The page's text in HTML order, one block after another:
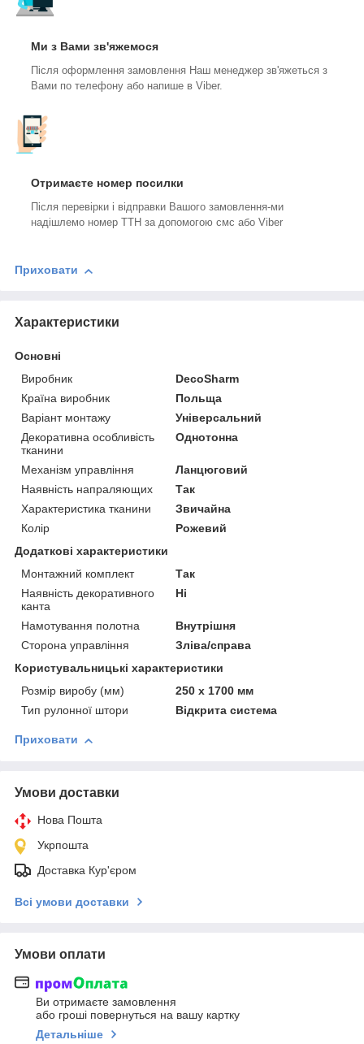
Ми з Вами зв'яжемося
Після оформлення замовлення Наш менеджер зв'яжеться з
Вами по телефону або напише в Viber.
Отримаєте номер посилки
Після перевірки і відправки Вашого замовлення-ми
надішлемо номер ТТН за допомогою смс або Viber
Приховати
Характеристики
Основні
Виробник
DecoSharm
Країна виробник
Польща
Варіант монтажу
Універсальний
Декоративна особливість
тканини
Однотонна
Механізм управління
Ланцюговий
Наявність напраляющих
Так
Характеристика тканини
Звичайна
Колір
Рожевий
Додаткові характеристики
Монтажний комплект
Так
Наявність декоративного
канта
Ні
Намотування полотна
Внутрішня
Сторона управління
Зліва/справа
Користувальницькі характеристики
Розмір виробу (мм)
250 х 1700 мм
Тип рулонної штори
Відкрита система
Приховати
Умови доставки
Нова Пошта
Укрпошта
Доставка Кур'єром
Всі умови доставки
Умови оплати
Ви отримаєте замовлення
або гроші повернуться на вашу картку
Детальніше